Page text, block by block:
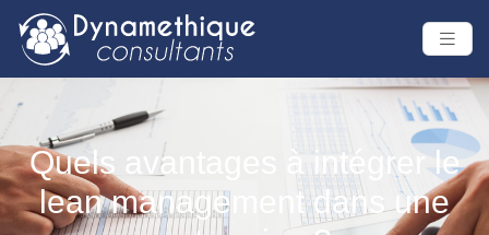
Quels avantages à intégrer le
lean management dans une